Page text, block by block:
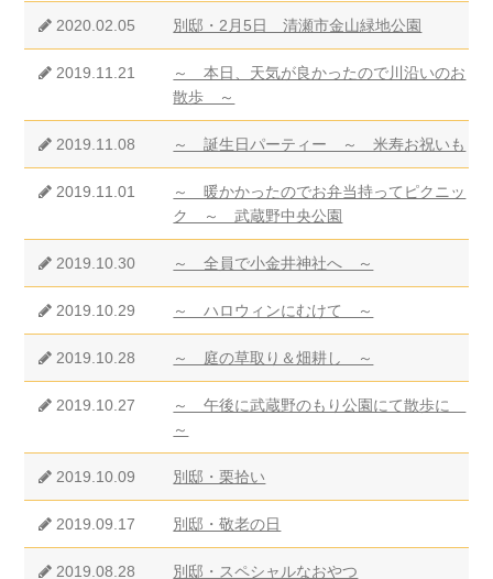
2020.02.05 別邸・2月5日 清瀬市金山緑地公園
2019.11.21
～ 本日、天気が良かったので川沿いのお
散歩 ～
2019.11.08 ～ 誕生日パーティー ～ 米寿お祝いも
2019.11.01
～ 暖かかったのでお弁当持ってピクニッ
ク ～ 武蔵野中央公園
2019.10.30 ～ 全員で小金井神社へ ～
2019.10.29 ～ ハロウィンにむけて ～
2019.10.28 ～ 庭の草取り＆畑耕し ～
2019.10.27
～ 午後に武蔵野のもり公園にて散歩に
～
2019.10.09 別邸・栗拾い
2019.09.17 別邸・敬老の日
2019.08.28 別邸・スペシャルなおやつ